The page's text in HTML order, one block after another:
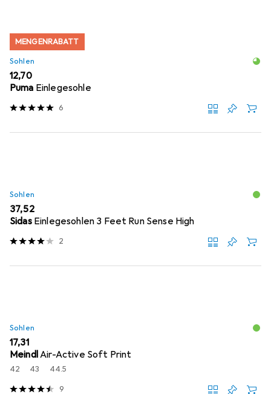
MENGENRABATT
Sohlen
EUR
12,70
Puma Einlegesohle
6
Sohlen
EUR
37,52
Sidas Einlegesohlen 3 Feet Run Sense High
2
Sohlen
EUR
17,31
MeindlAir-Active Soft Print
42 43 44.5
9